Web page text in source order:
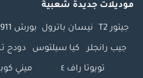
موديلات جديدة شعبية
جيتور T2 نيسان باترول بورش 911
جيب رانجلر كيا سيلتوس دودج
تويوتا راف ٤ ميني